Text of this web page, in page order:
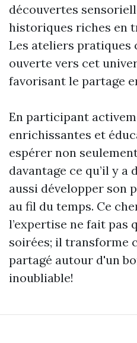
découvertes
historiques riches en
Les ateliers
ouverte vers cet
favorisant le partage
En participant
enrichissantes et
espérer non
davantage ce qu’il y a
aussi développer son
au fil du temps. Ce
l’expertise ne fait pas
soirées; il transforme
partagé autour d'un
inoubliable!